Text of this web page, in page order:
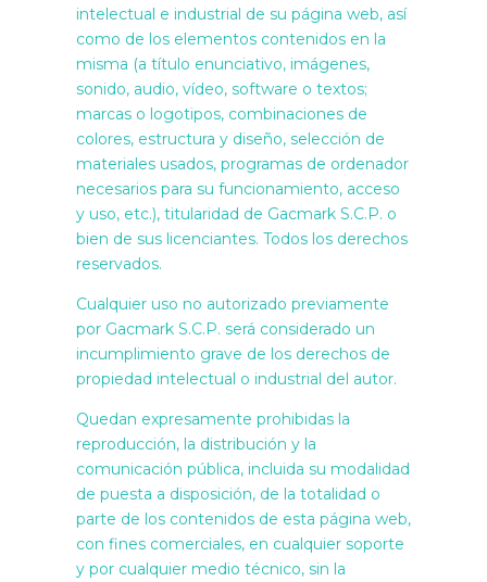
intelectual e industrial de su página web, así
como de los elementos contenidos en la
misma (a título enunciativo, imágenes,
sonido, audio, vídeo, software o textos;
marcas o logotipos, combinaciones de
colores, estructura y diseño, selección de
materiales usados, programas de ordenador
necesarios para su funcionamiento, acceso
y uso, etc.), titularidad de Gacmark S.C.P. o
bien de sus licenciantes. Todos los derechos
reservados.
Cualquier uso no autorizado previamente
por Gacmark S.C.P. será considerado un
incumplimiento grave de los derechos de
propiedad intelectual o industrial del autor.
Quedan expresamente prohibidas la
reproducción, la distribución y la
comunicación pública, incluida su modalidad
de puesta a disposición, de la totalidad o
parte de los contenidos de esta página web,
con fines comerciales, en cualquier soporte
y por cualquier medio técnico, sin la